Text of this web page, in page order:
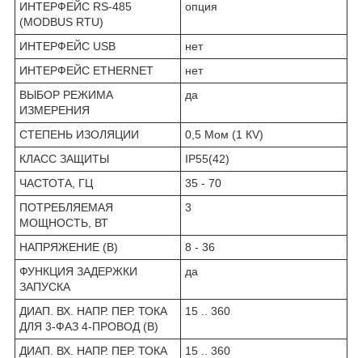
ИНТЕРФЕЙС RS-485
(MODBUS RTU)
опция
ИНТЕРФЕЙС USB
нет
ИНТЕРФЕЙС ETHERNET
нет
ВЫБОР РЕЖИМА
ИЗМЕРЕНИЯ
да
СТЕПЕНЬ ИЗОЛЯЦИИ
0,5 Мом (1 КV)
КЛАСС ЗАЩИТЫ
IP55(42)
ЧАСТОТА, ГЦ
35 - 70
ПОТРЕБЛЯЕМАЯ
МОЩНОСТЬ, ВТ
3
НАПРЯЖЕНИЕ (В)
8 - 36
ФУНКЦИЯ ЗАДЕРЖКИ
ЗАПУСКА
да
ДИАП. ВХ. НАПР. ПЕР. ТОКА
ДЛЯ 3-ФАЗ 4-ПРОВОД (В)
15 .. 360
ДИАП. ВХ. НАПР. ПЕР. ТОКА
15 .. 360